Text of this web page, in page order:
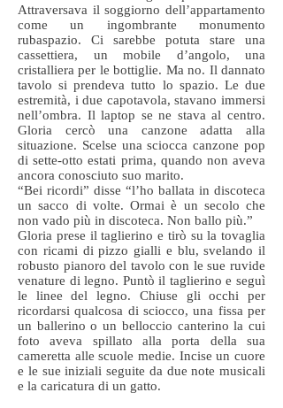
Attraversava il soggiorno dell’appartamento
come un ingombrante monumento
rubaspazio. Ci sarebbe potuta stare una
cassettiera, un mobile d’angolo, una
cristalliera per le bottiglie. Ma no. Il dannato
tavolo si prendeva tutto lo spazio. Le due
estremità, i due capotavola, stavano immersi
nell’ombra. Il laptop se ne stava al centro.
Gloria cercò una canzone adatta alla
situazione. Scelse una sciocca canzone pop
di sette-otto estati prima, quando non aveva
ancora conosciuto suo marito.
“Bei ricordi” disse “l’ho ballata in discoteca
un sacco di volte. Ormai è un secolo che
non vado più in discoteca. Non ballo più.”
Gloria prese il taglierino e tirò su la tovaglia
con ricami di pizzo gialli e blu, svelando il
robusto pianoro del tavolo con le sue ruvide
venature di legno. Puntò il taglierino e seguì
le linee del legno. Chiuse gli occhi per
ricordarsi qualcosa di sciocco, una fissa per
un ballerino o un belloccio canterino la cui
foto aveva spillato alla porta della sua
cameretta alle scuole medie. Incise un cuore
e le sue iniziali seguite da due note musicali
e la caricatura di un gatto.